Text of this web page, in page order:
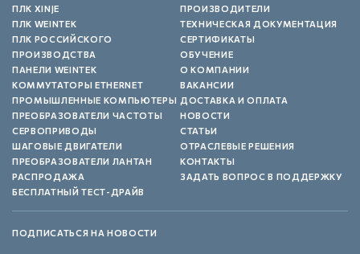
ПЛК XINJE
ПЛК WEINTEK
ПЛК РОССИЙСКОГО
ПРОИЗВОДСТВА
ПАНЕЛИ WEINTEK
КОММУТАТОРЫ ETHERNET
ПРОМЫШЛЕННЫЕ КОМПЬЮТЕРЫ
ПРЕОБРАЗОВАТЕЛИ ЧАСТОТЫ
СЕРВОПРИВОДЫ
ШАГОВЫЕ ДВИГАТЕЛИ
ПРЕОБРАЗОВАТЕЛИ ЛАНТАН
РАСПРОДАЖА
БЕСПЛАТНЫЙ ТЕСТ-ДРАЙВ
ПРОИЗВОДИТЕЛИ
ТЕХНИЧЕСКАЯ ДОКУМЕНТАЦИЯ
СЕРТИФИКАТЫ
ОБУЧЕНИЕ
О КОМПАНИИ
ВАКАНСИИ
ДОСТАВКА И ОПЛАТА
НОВОСТИ
СТАТЬИ
ОТРАСЛЕВЫЕ РЕШЕНИЯ
КОНТАКТЫ
ЗАДАТЬ ВОПРОС В ПОДДЕРЖКУ
ПОДПИСАТЬСЯ НА НОВОСТИ